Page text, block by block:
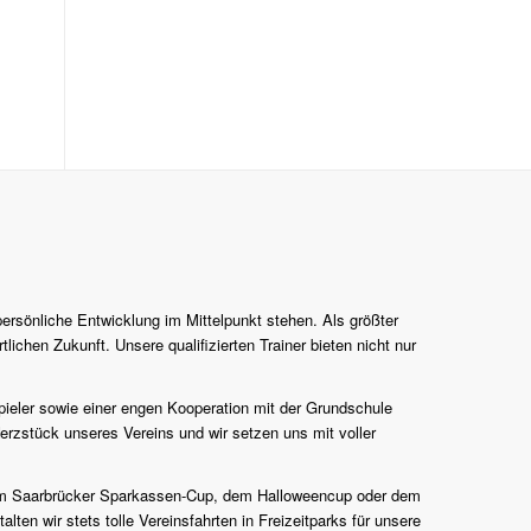
Entwicklung im Mittelpunkt stehen. Als größter
Zukunft. Unsere qualifizierten Trainer bieten nicht nur
sowie einer engen Kooperation mit der Grundschule
unseres Vereins und wir setzen uns mit voller
Sparkassen-Cup, dem Halloweencup oder dem
wir stets tolle Vereinsfahrten in Freizeitparks für unsere